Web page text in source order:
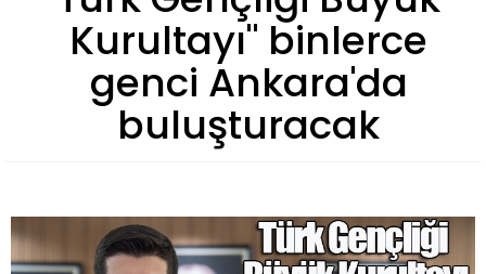
Kurultayı" binlerce
genci Ankara'da
buluşturacak